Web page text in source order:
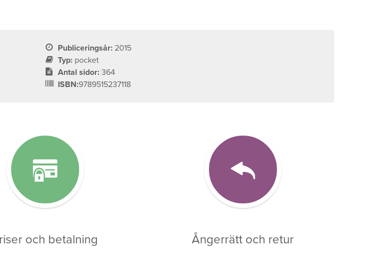
Publiceringsår: 2015
Typ: pocket
Antal sidor: 364
ISBN:9789515237118
och betalning Ångerrätt och retur